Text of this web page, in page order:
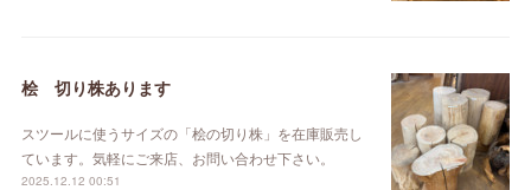
桧 切り株あります
スツールに使うサイズの「桧の切り株」を在庫販売し
ています。気軽にご来店、お問い合わせ下さい。
2025.12.12 00:51